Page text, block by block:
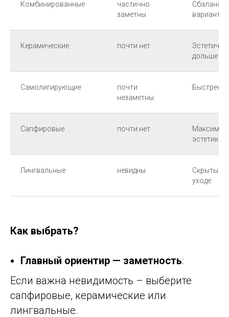
Комбинированные
частично
заметны
вариант
Керамические почти нет
дольше
Самолигирующие
почти
незаметны
Быстрее,
Сапфировые почти нет
эстетика
Лингвальные невидны
Скрыты,
уходе
Как выбрать?
Главный ориентир — заметность:
Если важна невидимость – выберите
сапфировые, керамические или
лингвальные.